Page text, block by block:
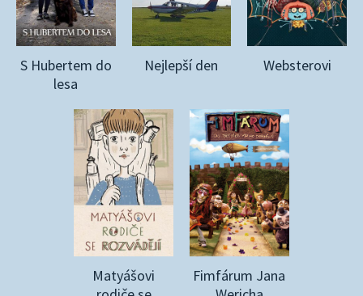
S Hubertem do
lesa
Nejlepší den Websterovi
Matyášovi
Fimfárum Jana